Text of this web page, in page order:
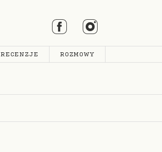
RECENZJE ROZMOWY